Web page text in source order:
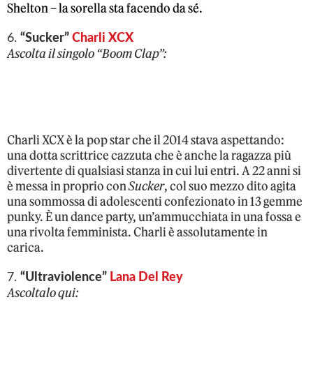
Shelton – la sorella sta facendo da sé.
6. “Sucker” Charli XCX
Ascolta il singolo “Boom Clap”:
Charli XCX è la pop star che il 2014 stava aspettando:
una dotta scrittrice cazzuta che è anche la ragazza più
divertente di qualsiasi stanza in cui lui entri. A 22 anni si
è messa in proprio conSucker, col suo mezzo dito agita
una sommossa di adolescenti confezionato in 13 gemme
punky. È un dance party, un’ammucchiata in una fossa e
una rivolta femminista. Charli è assolutamente in
carica.
7. “Ultraviolence” Lana Del Rey
Ascoltalo qui: